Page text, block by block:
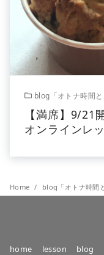
blog「オトナ時間と
【満席】9/21
オンラインレ
Home blog「オトナ時間
home lesson blog